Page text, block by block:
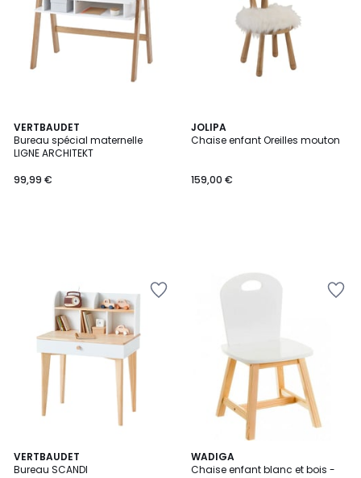
VERTBAUDET
Bureau spécial maternelle
LIGNE ARCHITEKT
99,99 €
JOLIPA
Chaise enfant Oreilles mouton
159,00 €
VERTBAUDET
Bureau SCANDI
WADIGA
Chaise enfant blanc et bois -